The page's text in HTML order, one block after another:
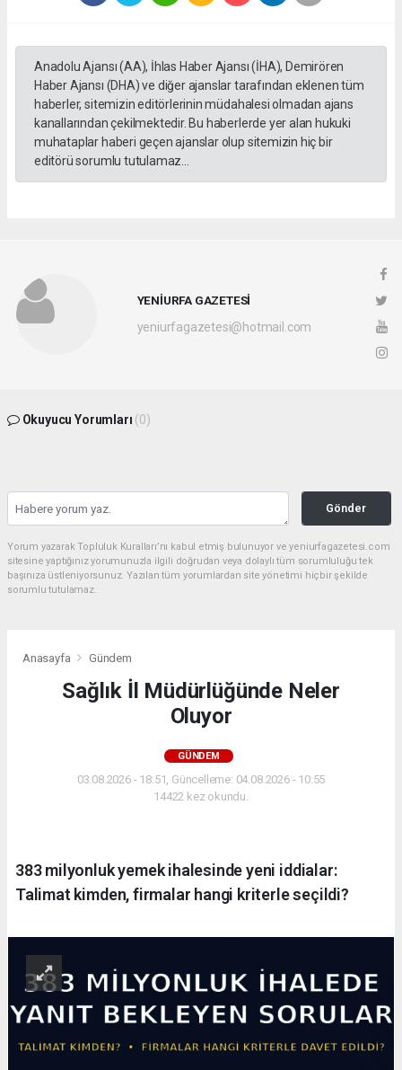
Anadolu Ajansı (AA), İhlas Haber Ajansı (İHA), Demirören
Haber Ajansı (DHA) ve diğer ajanslar tarafından eklenen tüm
haberler, sitemizin editörlerinin müdahalesi olmadan ajans
kanallarından çekilmektedir. Bu haberlerde yer alan hukuki
muhataplar haberi geçen ajanslar olup sitemizin hiç bir
editörü sorumlu tutulamaz...
YENİURFA GAZETESİ
yeniurfagazetesi@hotmail.com
Okuyucu Yorumları (0)
Gönder
Yorum yazarak Topluluk Kuralları’nı kabul etmiş bulunuyor ve yeniurfagazetesi.com
sitesine yaptığınız yorumunuzla ilgili doğrudan veya dolaylı tüm sorumluluğu tek
başınıza üstleniyorsunuz. Yazılan tüm yorumlardan site yönetimi hiçbir şekilde
sorumlu tutulamaz.
Anasayfa Gündem
Sağlık İl Müdürlüğünde Neler
Oluyor
GÜNDEM
03.08.2026 - 18:51, Güncelleme: 04.08.2026 - 10:55
14422 kez okundu.
383 milyonluk yemek ihalesinde yeni iddialar:
Talimat kimden, firmalar hangi kriterle seçildi?